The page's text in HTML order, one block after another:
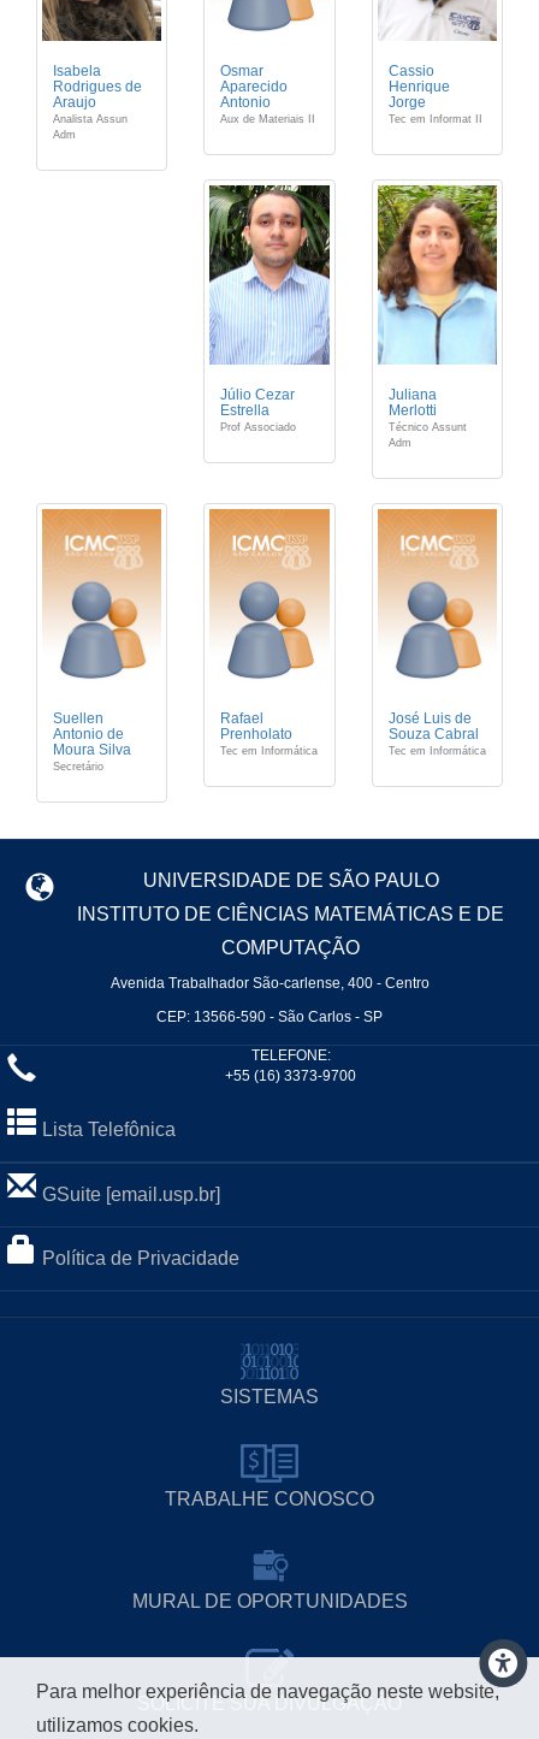
Isabela
Rodrigues de
Araujo
Analista Assun
Adm
Osmar
Aparecido
Antonio
Aux de Materiais II
Cassio
Henrique
Jorge
Tec em Informat II
Júlio Cezar
Estrella
Prof Associado
Juliana
Merlotti
Técnico Assunt
Adm
Suellen
Antonio de
Moura Silva
Secretário
Rafael
Prenholato
Tec em Informática
José Luis de
Souza Cabral
Tec em Informática
UNIVERSIDADE DE SÃO PAULO
INSTITUTO DE CIÊNCIAS MATEMÁTICAS E DE
COMPUTAÇÃO
Avenida Trabalhador São-carlense, 400 - Centro
CEP: 13566-590 - São Carlos - SP
TELEFONE:
+55 (16) 3373-9700
Lista Telefônica
GSuite [email.usp.br]
Política de Privacidade
SISTEMAS
TRABALHE CONOSCO
MURAL DE OPORTUNIDADES
SOLICITE SUA DIVULGAÇÃO
Para melhor experiência de navegação neste website,
utilizamos cookies.